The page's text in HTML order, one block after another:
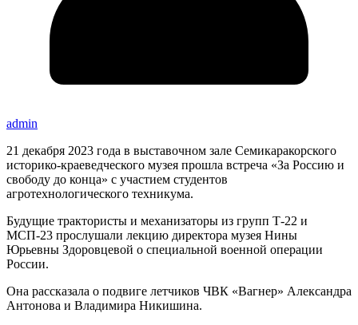
admin
21 декабря 2023 года в выставочном зале Семикаракорского
историко-краеведческого музея прошла встреча «За Россию и
свободу до конца» с участием студентов
агротехнологического техникума.
Будущие трактористы и механизаторы из групп Т-22 и
МСП-23 прослушали лекцию директора музея Нины
Юрьевны Здоровцевой о специальной военной операции
России.
Она рассказала о подвиге летчиков ЧВК «Вагнер» Александра
Антонова и Владимира Никишина.